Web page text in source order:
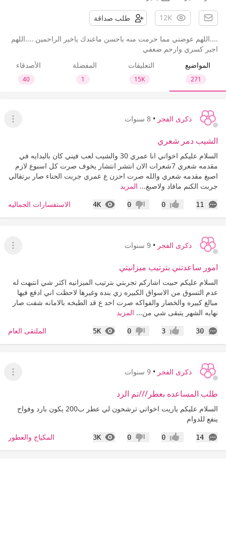
12K طلب صداقة
....اللهم عوضني مما حرمت منه باحسن ماعندك ياخير الراحمين ....اللهم
اجبر كسري وارحم ضعفي
المواضيع
271
التعليقات
15K
المفضلة
1
الأصدقاء
40
ذكرى الفجر • 8 سنوات
عرض
الشيب دمر شعري
السلام عليكم اخواتي انا عمري 30 والشيب لعب فيني كان بالبدايه في
مقدمه شعري 7شعرات الان انتشر انتشار يخوف صرت كل اسبوع لازم
اصبغ مقدمه شعري والله صرت احزن ع عمري جربت الحناء صار برتقالي
جربت الكنم مافاد ولاصبغ... المزيد
11
التعليقات إعجاب0 عدم إعجاب
0
4K
المشاهدات الاستفسارات الجماليه
ذكرى الفجر • 9 سنوات
عرض
امور ساعدتني بترتيب ميزانيتي
السلام عليكم حبيت اشاركم تجربتي بترتيب الميزانيه اكثر شي انتبهت له
عدم التسوق من الاسواق الكبيره زي بنده وغيرها لاحظت اني ادفع فيها
مبالغ كبيره والخضار والفواكه صرت اخد ع قد الطبخه بالامانه شفت صار
نهايه الشهر يتبقى شي من... المزيد
30
التعليقات إعجاب3 عدم إعجاب
0
5K
المشاهدات الملتقى العام
ذكرى الفجر • 9 سنوات
عرض
طلب المساعده بعطر///تم الرد
السلام عليكم ياريت اخواتي ترشحون لي عطر ب200 يكون بارد وفواح
ينفع للدوام
14
التعليقات إعجاب0 عدم إعجاب
0
3K
المشاهدات المكياج والعطور